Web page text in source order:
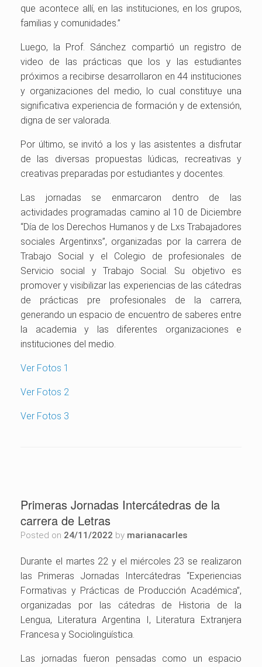
que acontece allí, en las instituciones, en los grupos,
familias y comunidades.”
Luego, la Prof. Sánchez compartió un registro de
video de las prácticas que los y las estudiantes
próximos a recibirse desarrollaron en 44 instituciones
y organizaciones del medio, lo cual constituye una
significativa experiencia de formación y de extensión,
digna de ser valorada.
Por último, se invitó a los y las asistentes a disfrutar
de las diversas propuestas lúdicas, recreativas y
creativas preparadas por estudiantes y docentes.
Las jornadas se enmarcaron dentro de las
actividades programadas camino al 10 de Diciembre
“Día de los Derechos Humanos y de Lxs Trabajadores
sociales Argentinxs”, organizadas por la carrera de
Trabajo Social y el Colegio de profesionales de
Servicio social y Trabajo Social. Su objetivo es
promover y visibilizar las experiencias de las cátedras
de prácticas pre profesionales de la carrera,
generando un espacio de encuentro de saberes entre
la academia y las diferentes organizaciones e
instituciones del medio.
Ver Fotos 1
Ver Fotos 2
Ver Fotos 3
Primeras Jornadas Intercátedras de la
carrera de Letras
Posted on 24/11/2022 by marianacarles
Durante el martes 22 y el miércoles 23 se realizaron
las Primeras Jornadas Intercátedras “Experiencias
Formativas y Prácticas de Producción Académica”,
organizadas por las cátedras de Historia de la
Lengua, Literatura Argentina I, Literatura Extranjera
Francesa y Sociolingüística.
Las jornadas fueron pensadas como un espacio